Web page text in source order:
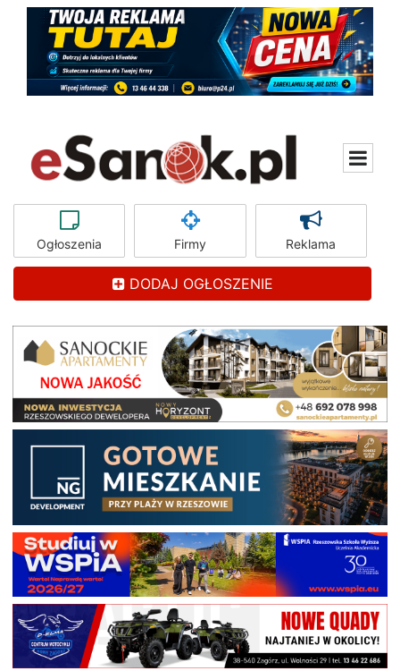
Ogłoszenia Firmy Reklama
DODAJ OGŁOSZENIE